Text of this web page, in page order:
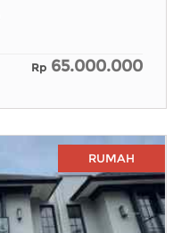
Rp 65.000.000
RUMAH